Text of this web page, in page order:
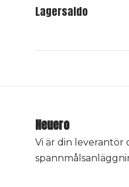
Lagersaldo
Neuero
Vi är din leverantör